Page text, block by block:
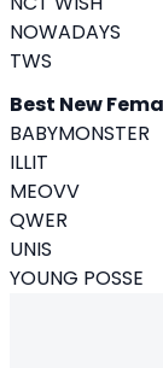
NOWADAYS
TWS
Best New
BABYMONSTER
ILLIT
MEOVV
QWER
UNIS
YOUNG POSSE